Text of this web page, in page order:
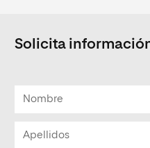
Solicita